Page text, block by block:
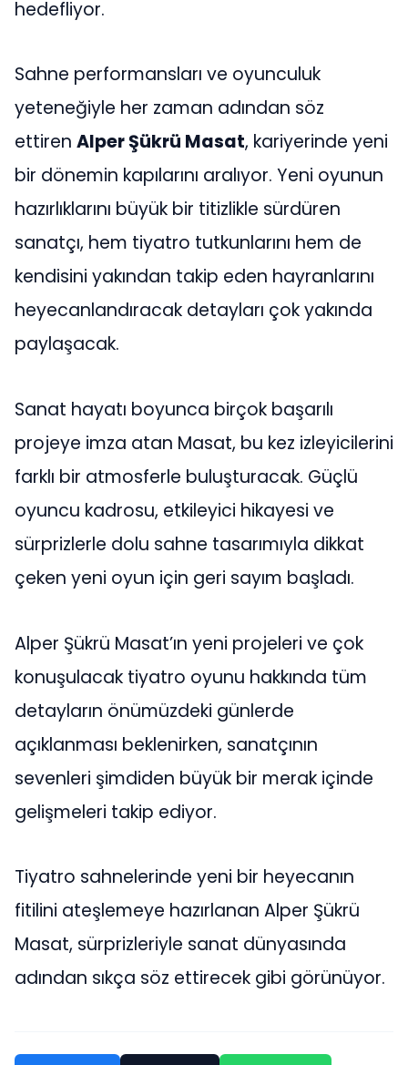
hedefliyor.
Sahne performansları ve oyunculuk
yeteneğiyle her zaman adından söz
ettiren Alper Şükrü Masat, kariyerinde yeni
bir dönemin kapılarını aralıyor. Yeni oyunun
hazırlıklarını büyük bir titizlikle sürdüren
sanatçı, hem tiyatro tutkunlarını hem de
kendisini yakından takip eden hayranlarını
heyecanlandıracak detayları çok yakında
paylaşacak.
Sanat hayatı boyunca birçok başarılı
projeye imza atan Masat, bu kez izleyicilerini
farklı bir atmosferle buluşturacak. Güçlü
oyuncu kadrosu, etkileyici hikayesi ve
sürprizlerle dolu sahne tasarımıyla dikkat
çeken yeni oyun için geri sayım başladı.
Alper Şükrü Masat’ın yeni projeleri ve çok
konuşulacak tiyatro oyunu hakkında tüm
detayların önümüzdeki günlerde
açıklanması beklenirken, sanatçının
sevenleri şimdiden büyük bir merak içinde
gelişmeleri takip ediyor.
Tiyatro sahnelerinde yeni bir heyecanın
fitilini ateşlemeye hazırlanan Alper Şükrü
Masat, sürprizleriyle sanat dünyasında
adından sıkça söz ettirecek gibi görünüyor.